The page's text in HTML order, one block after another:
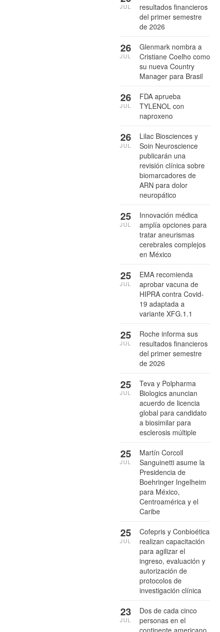
resultados financieros
del primer semestre
de 2026
JUL
Glenmark nombra a
Cristiane Coelho como
su nueva Country
Manager para Brasil
26
JUL
FDA aprueba
TYLENOL con
naproxeno
26
JUL
Lilac Biosciences y
Soin Neuroscience
publicarán una
revisión clínica sobre
biomarcadores de
ARN para dolor
neuropático
26
JUL
Innovación médica
amplía opciones para
tratar aneurismas
cerebrales complejos
en México
25
JUL
EMA recomienda
aprobar vacuna de
HIPRA contra Covid-
19 adaptada a
variante XFG.1.1
25
JUL
Roche informa sus
resultados financieros
del primer semestre
de 2026
25
JUL
Teva y Polpharma
Biologics anuncian
acuerdo de licencia
global para candidato
a biosimilar para
esclerosis múltiple
25
JUL
Martín Corcoll
Sanguinetti asume la
Presidencia de
Boehringer Ingelheim
para México,
Centroamérica y el
Caribe
25
JUL
Cofepris y Conbioética
realizan capacitación
para agilizar el
ingreso, evaluación y
autorización de
protocolos de
investigación clínica
25
JUL
Dos de cada cinco
personas en el
continente americano
23
JUL